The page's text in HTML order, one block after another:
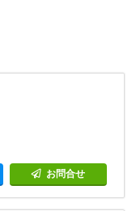
お問合せ